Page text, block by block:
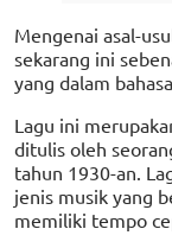
Mengenai asal-
sekarang ini
yang dalam
Lagu ini
ditulis oleh
tahun 1930-an.
jenis musik yang
memiliki tempo